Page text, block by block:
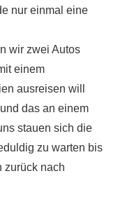
nur einmal eine
wir zwei Autos
einem
ausreisen will
das an einem
stauen sich die
zu warten bis
zurück nach